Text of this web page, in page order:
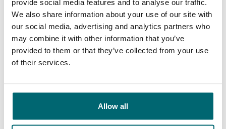
provide social media features and to analyse our traffic.
We also share information about your use of our site with
our social media, advertising and analytics partners who
may combine it with other information that you’ve
provided to them or that they’ve collected from your use
of their services.
Allow all
Daarom boekt u bij The Carp
Specialist